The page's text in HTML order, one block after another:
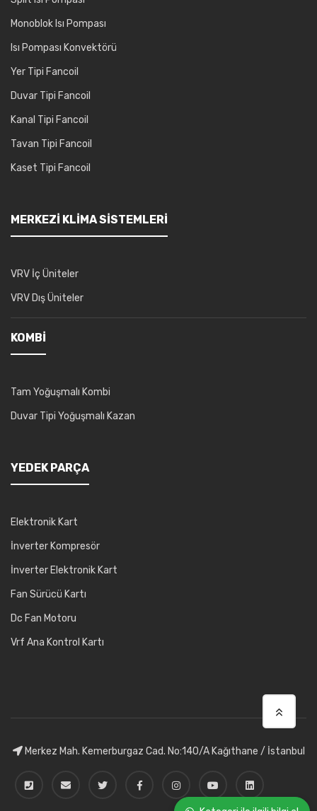
Monoblok Isı Pompası
Isı Pompası Konvektörü
Yer Tipi Fancoil
Duvar Tipi Fancoil
Kanal Tipi Fancoil
Tavan Tipi Fancoil
Kaset Tipi Fancoil
MERKEZI KLIMA SISTEMLERI
VRV İç Üniteler
VRV Dış Üniteler
KOMBI
Tam Yoğuşmalı Kombi
Duvar Tipi Yoğuşmalı Kazan
YEDEK PARÇA
Elektronik Kart
İnverter Kompresör
İnverter Elektronik Kart
Fan Sürücü Kartı
Dc Fan Motoru
Vrf Ana Kontrol Kartı
Merkez Mah. Kemerburgaz Cad. No:140/A Kağıthane / İstanbul